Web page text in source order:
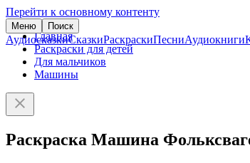
Перейти к основному контенту
Меню Поиск
АудиосказкиСказкиРаскраскиПесниАудиокниги
Главная
Раскраски для детей
Для мальчиков
Машины
Раскраска Машина